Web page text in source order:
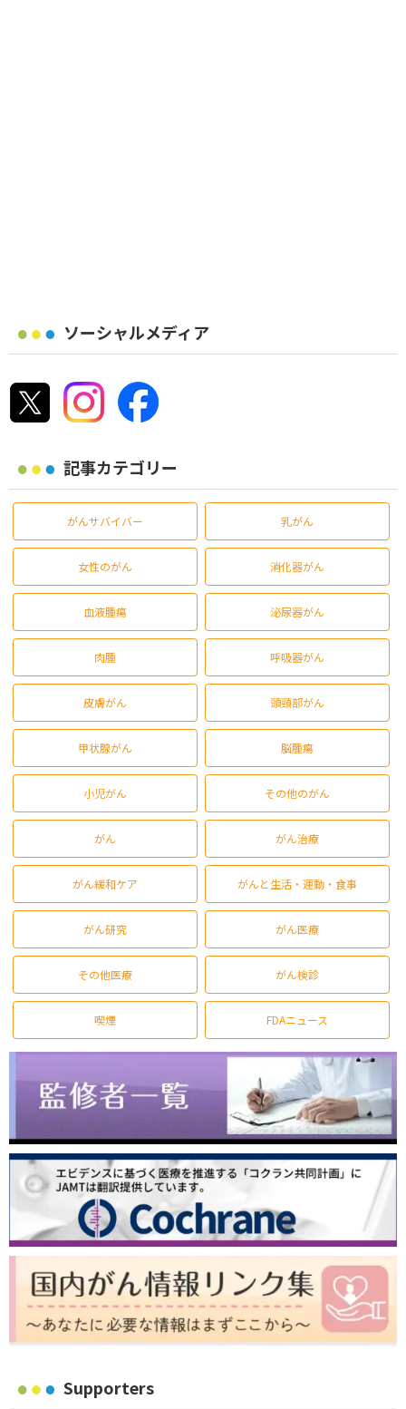
ソーシャルメディア
記事カテゴリー
がんサバイバー 乳がん
女性のがん 消化器がん
血液腫瘍 泌尿器がん
肉腫 呼吸器がん
皮膚がん 頭頸部がん
甲状腺がん 脳腫瘍
小児がん その他のがん
がん がん治療
がん緩和ケア がんと生活・運動・食事
がん研究 がん医療
その他医療 がん検診
喫煙 FDAニュース
Supporters